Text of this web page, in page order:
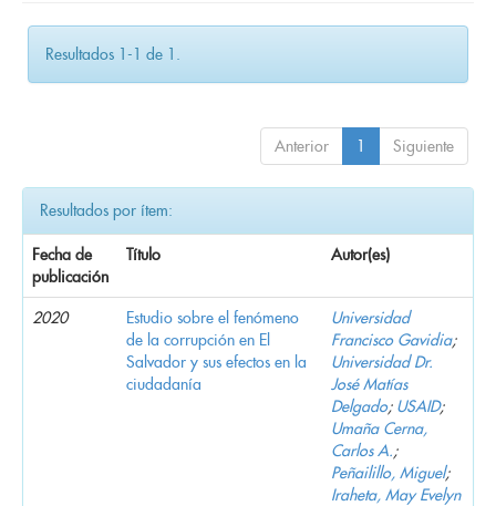
Resultados 1-1 de 1.
Anterior 1 Siguiente
Resultados por ítem:
Fecha de
publicación
Título Autor(es)
2020
Estudio sobre el fenómeno
de la corrupción en El
Salvador y sus efectos en la
ciudadanía
Universidad
Francisco Gavidia;
Universidad Dr.
José Matías
Delgado; USAID;
Umaña Cerna,
Carlos A.;
Peñailillo, Miguel;
Iraheta, May Evelyn